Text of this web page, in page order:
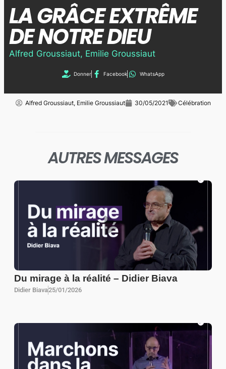
LA GRÂCE EXTRÊME
DE NOTRE DIEU
Alfred Groussiaut, Emilie Groussiaut
Donner Facebook WhatsApp
Alfred Groussiaut, Emilie Groussiaut 30/05/2021 Célébration
AUTRES MESSAGES
Du mirage à la réalité – Didier Biava
Didier Biava25/01/2026